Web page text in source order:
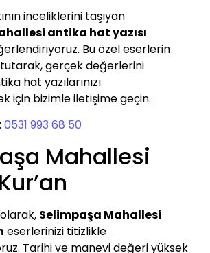
inceliklerini taşıyan
antika hat yazısı
Bu özel eserlerin
tutarak, gerçek değerlerini
hat yazılarınızı
için bizimle iletişime geçin.
0531 993 68 50
Mahallesi
Selimpaşa Mahallesi
eserlerinizi titizlikle
Tarihi ve manevi değeri yüksek